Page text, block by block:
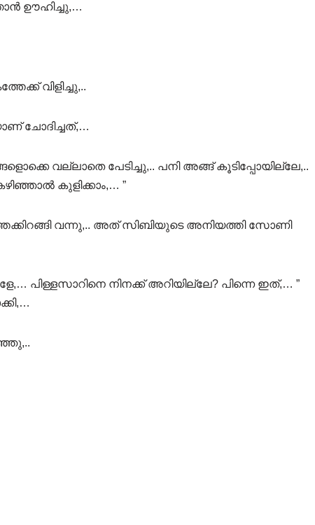
ഊഹിച്ചു,…
വിളിച്ചു,..
ചോദിച്ചത്,…
വല്ലാതെ പേടിച്ചു,.. പനി അങ്ങ് കൂടിപ്പോയില്ലേ,..
കുളിക്കാം,… ”
വന്നു,.. അത് സിബിയുടെ അനിയത്തി സോണി
പിള്ളസാറിനെ നിനക്ക് അറിയില്ലേ? പിന്നെ ഇത്,… ”